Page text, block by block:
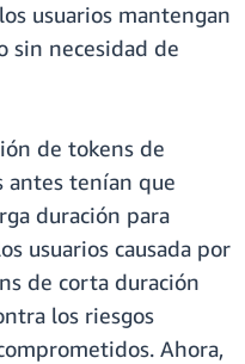
usuarios mantengan
sin necesidad de
de tokens de
antes tenían que
duración para
usuarios causada por
de corta duración
los riesgos
Ahora,